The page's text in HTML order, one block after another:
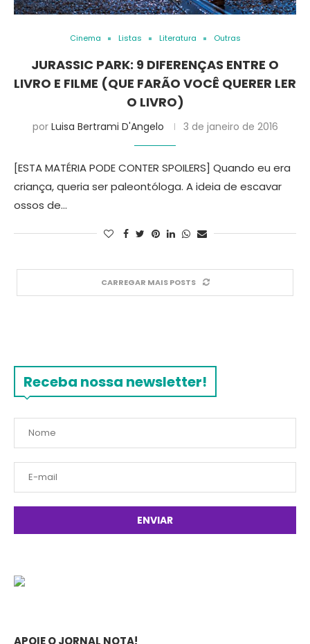
Cinema Listas Literatura Outras
JURASSIC PARK: 9 DIFERENÇAS ENTRE O
LIVRO E FILME (QUE FARÃO VOCÊ QUERER LER
O LIVRO)
por Luisa Bertrami D'Angelo 3 de janeiro de 2016
[ESTA MATÉRIA PODE CONTER SPOILERS] Quando eu era
criança, queria ser paleontóloga. A ideia de escavar
ossos de…
CARREGAR MAIS POSTS
Receba nossa newsletter!
APOIE O JORNAL NOTA!